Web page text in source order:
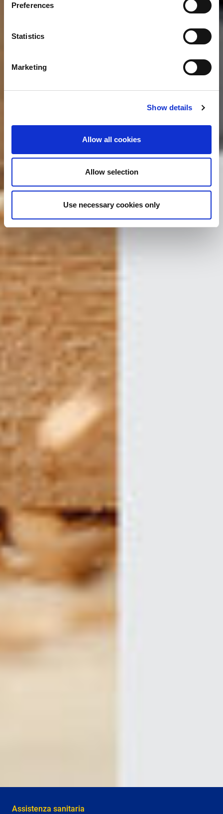
Preferences
Statistics
Marketing
Show details
Allow all cookies
Allow selection
Use necessary cookies only
Assistenza sanitaria